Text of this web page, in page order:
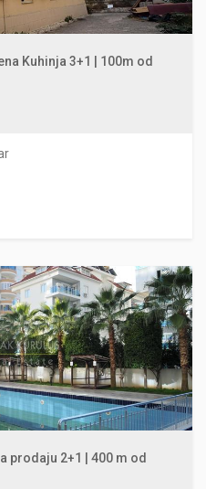
Kuhinja 3+1 | 100m od
prodaju 2+1 | 400 m od